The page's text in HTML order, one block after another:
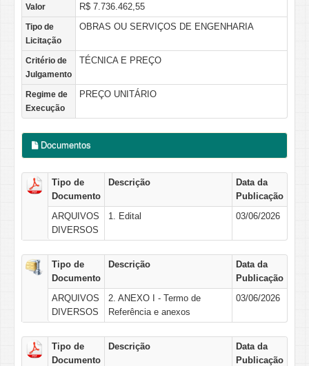
Valor R$ 7.736.462,55
Tipo de
Licitação
OBRAS OU SERVIÇOS DE ENGENHARIA
Critério de
Julgamento
TÉCNICA E PREÇO
Regime de
Execução
PREÇO UNITÁRIO
Documentos
Tipo de
Documento
Descrição
Data da
Publicação
ARQUIVOS
DIVERSOS
1. Edital 03/06/2026
Tipo de
Documento
Descrição
Data da
Publicação
ARQUIVOS
DIVERSOS
2. ANEXO I - Termo de
Referência e anexos
03/06/2026
Tipo de
Documento
Descrição
Data da
Publicação